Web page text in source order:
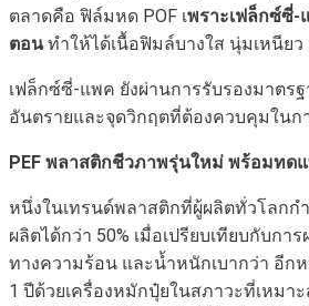
ตลาดคือ ฟิล์มหด POF เพราะเฟล็กซ์ซี่-
ตอนทำให้ได้เนื้อฟิมล์บางใส นุ่มเหนีย
เฟล็กซ์ซี่-แพค ยังผ่านการรับรองมาต
อันตรายและจุดวิกฤตที่ต้องควบคุมในกา
PEF พลาสติกชีวภาพรุ่นใหม่ พร้อมทด
หนึ่งในเทรนด์พลาสติกที่ผู้ผลิตทั่วโลกกำ
ผลิตได้กว่า 50% เมื่อเปรียบเทียบกับก
ทางความร้อน และน้ำหนักเบากว่า อีก
1 ปีด้วยเครื่องหมักปุ๋ยในสภาวะที่เหม